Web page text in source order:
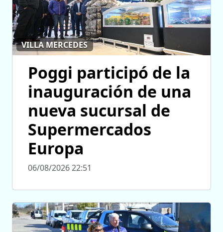
VILLA MERCEDES
Poggi participó de la
inauguración de una
nueva sucursal de
Supermercados
Europa
06/08/2026 22:51